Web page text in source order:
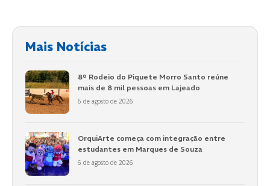
Mais Notícias
8º Rodeio do Piquete Morro Santo reúne
mais de 8 mil pessoas em Lajeado
6 de agosto de 2026
OrquiArte começa com integração entre
estudantes em Marques de Souza
6 de agosto de 2026